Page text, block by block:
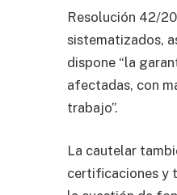
Resolución 42/
sistematizados,
dispone “la
afectadas, con
trabajo”.
La cautelar
certificaciones y